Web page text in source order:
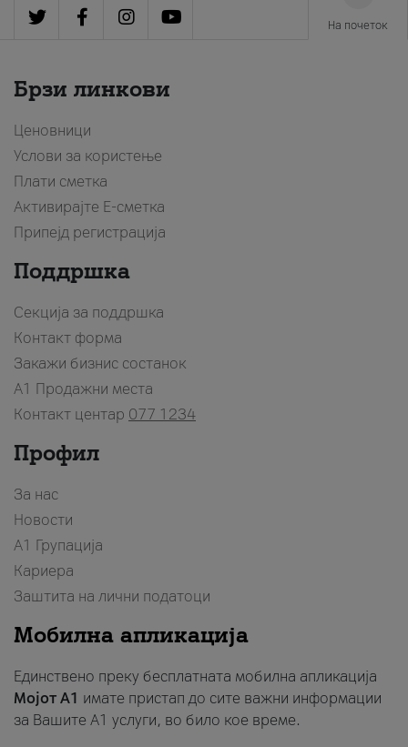
На почеток
Брзи линкови
Ценовници
Услови за користење
Плати сметка
Активирајте Е-сметка
Припејд регистрација
Поддршка
Секција за поддршка
Контакт форма
Закажи бизнис состанок
A1 Продажни места
Контакт центар 077 1234
Профил
За нас
Новости
А1 Групација
Кариера
Заштита на лични податоци
Мобилна апликација
Единствено преку бесплатната мобилна апликација
Мојот A1 имате пристап до сите важни информации
за Вашите A1 услуги, во било кое време.